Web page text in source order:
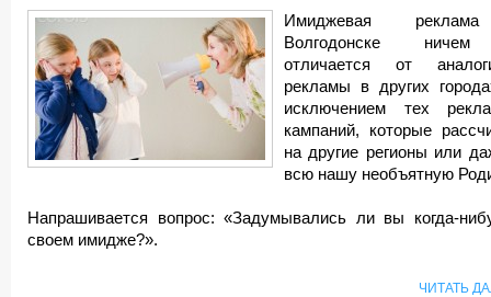
Имиджевая
Волгодонске
отличается от
рекламы в других
исключением тех
кампаний, которые
на другие регионы или
всю нашу необъятную
Напрашивается вопрос: «Задумывались ли вы когда-
своем имидже?».
ЧИТАТЬ